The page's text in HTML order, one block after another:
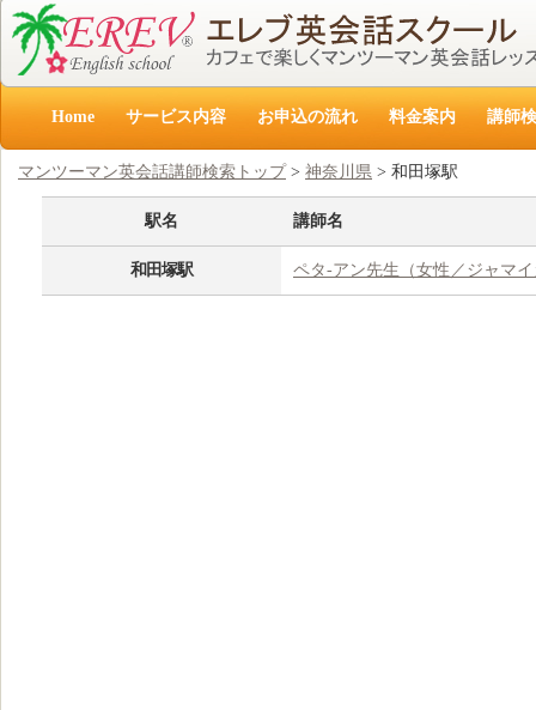
Home サービス内容 お申込の流れ 料金案内 講師
マンツーマン英会話講師検索トップ > 神奈川県 > 和田塚駅
駅名 講師名
和田塚駅 ペタ‐アン先生（女性／ジャマ